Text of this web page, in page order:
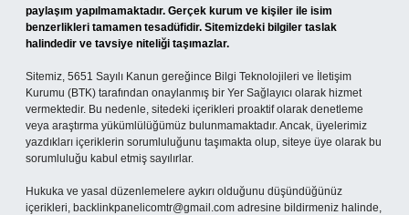
paylaşım yapılmamaktadır. Gerçek kurum ve kişiler ile isim
benzerlikleri tamamen tesadüfidir. Sitemizdeki bilgiler taslak
halindedir ve tavsiye niteliği taşımazlar.
Sitemiz, 5651 Sayılı Kanun gereğince Bilgi Teknolojileri ve İletişim
Kurumu (BTK) tarafından onaylanmış bir Yer Sağlayıcı olarak hizmet
vermektedir. Bu nedenle, sitedeki içerikleri proaktif olarak denetleme
veya araştırma yükümlülüğümüz bulunmamaktadır. Ancak, üyelerimiz
yazdıkları içeriklerin sorumluluğunu taşımakta olup, siteye üye olarak bu
sorumluluğu kabul etmiş sayılırlar.
Hukuka ve yasal düzenlemelere aykırı olduğunu düşündüğünüz
içerikleri, backlinkpanelicomtr@gmail.com adresine bildirmeniz halinde,